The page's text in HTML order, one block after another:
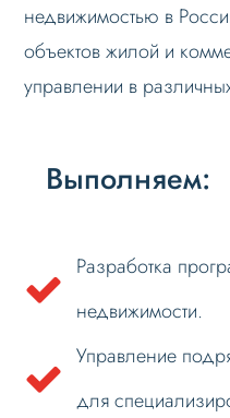
недвижимостью в
объектов жилой и
управлении в
Выполняем:
Разработка
недвижимости.
Управление
для